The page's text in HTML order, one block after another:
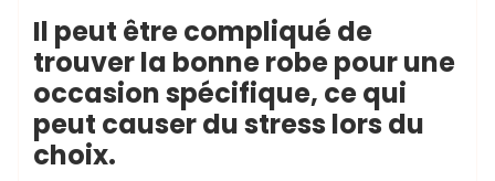
Il peut être compliqué de
trouver la bonne robe pour une
occasion spécifique, ce qui
peut causer du stress lors du
choix.